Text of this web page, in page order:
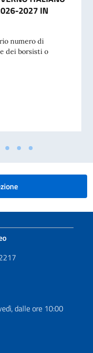
2027 IN
numero di
dei borsisti o
BORSE DI STUDIO
dalle ore 10:00